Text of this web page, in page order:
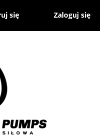
się Zaloguj się